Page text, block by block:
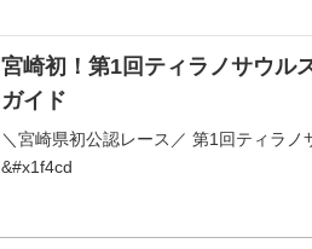
宮崎初！第1回ティラノサウル
ガイド
＼宮崎県初公認レース／ 第1回ティラ
&#x1f4cd